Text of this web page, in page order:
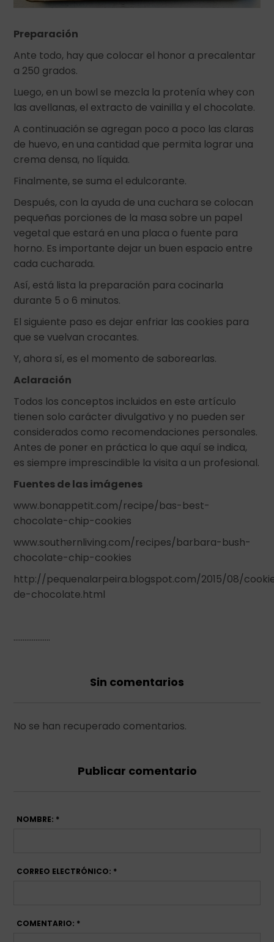
Preparación
Ante todo, hay que colocar el honor a precalentar
a 250 grados.
Luego, en un bowl se mezcla la protenía whey con
las avellanas, el extracto de vainilla y el chocolate.
A continuación se agregan poco a poco las claras
de huevo, en una cantidad que permita lograr una
crema densa, no líquida.
Finalmente, se suma el edulcorante.
Después, con la ayuda de una cuchara se colocan
pequeñas porciones de la masa sobre un papel
vegetal que estará en una placa o fuente para
horno. Es importante dejar un buen espacio entre
cada cucharada.
Así, está lista la preparación para cocinarla
durante 5 o 6 minutos.
El siguiente paso es dejar enfriar las cookies para
que se vuelvan crocantes.
Y, ahora sí, es el momento de saborearlas.
Aclaración
Todos los conceptos incluidos en este artículo
tienen solo carácter divulgativo y no pueden ser
considerados como recomendaciones personales.
Antes de poner en práctica lo que aquí se indica,
es siempre imprescindible la visita a un profesional.
Fuentes de las imágenes
www.bonappetit.com/recipe/bas-best-
chocolate-chip-cookies
www.southernliving.com/recipes/barbara-bush-
chocolate-chip-cookies
http://pequenalarpeira.blogspot.com/2015/08/
de-chocolate.html
………………..
Sin comentarios
No se han recuperado comentarios.
Publicar comentario
NOMBRE: *
CORREO ELECTRÓNICO: *
COMENTARIO: *